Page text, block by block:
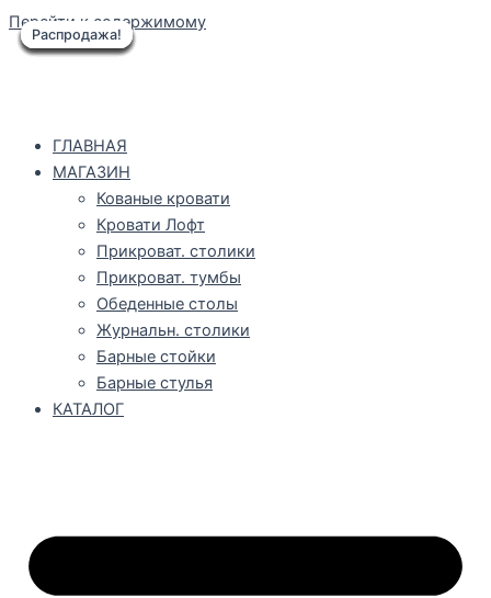
Перейти к содержимому
ГЛАВНАЯ
МАГАЗИН
Кованые кровати
Кровати Лофт
Прикроват. столики
Прикроват. тумбы
Обеденные столы
Журнальн. столики
Барные стойки
Барные стулья
КАТАЛОГ
Распродажа!
Распродажа!
Распродажа!
Распродажа!
Распродажа!
Распродажа!
Распродажа!
Распродажа!
Распродажа!